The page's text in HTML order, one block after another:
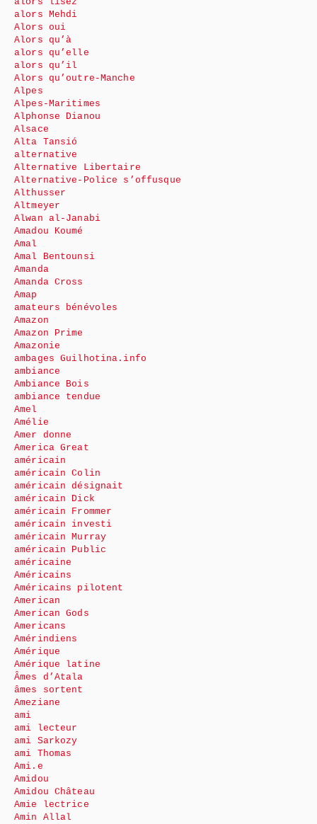
alors Mehdi
Alors oui
Alors qu’à
alors qu’elle
alors qu’il
Alors qu’outre-Manche
Alpes
Alpes-Maritimes
Alphonse Dianou
Alsace
Alta Tansió
alternative
Alternative Libertaire
Alternative-Police s’offusque
Althusser
Altmeyer
Alwan al-Janabi
Amadou Koumé
Amal
Amal Bentounsi
Amanda
Amanda Cross
Amap
amateurs bénévoles
Amazon
Amazon Prime
Amazonie
ambages Guilhotina.info
ambiance
Ambiance Bois
ambiance tendue
Amel
Amélie
Amer donne
America Great
américain
américain Colin
américain désignait
américain Dick
américain Frommer
américain investi
américain Murray
américain Public
américaine
Américains
Américains pilotent
American
American Gods
Americans
Amérindiens
Amérique
Amérique latine
Âmes d’Atala
âmes sortent
Ameziane
ami
ami lecteur
ami Sarkozy
ami Thomas
Ami.e
Amidou
Amidou Château
Amie lectrice
Amin Allal